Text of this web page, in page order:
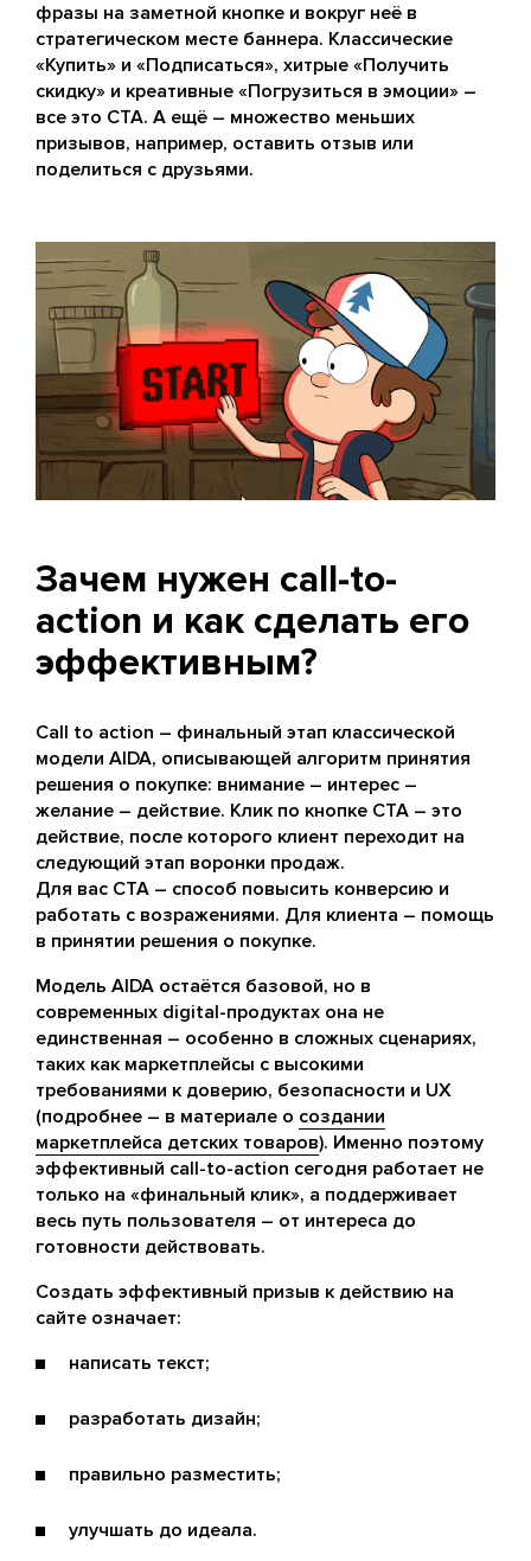
фразы на заметной кнопке и вокруг неё в
стратегическом месте баннера. Классические
«Купить» и «Подписаться», хитрые «Получить
скидку» и креативные «Погрузиться в эмоции» –
все это CTA. А ещё – множество меньших
призывов, например, оставить отзыв или
поделиться с друзьями.
Зачем нужен call-to-
action и как сделать его
эффективным?
Call to action – финальный этап классической
модели AIDA, описывающей алгоритм принятия
решения о покупке: внимание – интерес –
желание – действие. Клик по кнопке CTA – это
действие, после которого клиент переходит на
следующий этап воронки продаж.
Для вас CTA – способ повысить конверсию и
работать с возражениями. Для клиента – помощь
в принятии решения о покупке.
Модель AIDA остаётся базовой, но в
современных digital-продуктах она не
единственная – особенно в сложных сценариях,
таких как маркетплейсы с высокими
требованиями к доверию, безопасности и UX
(подробнее – в материале о создании
маркетплейса детских товаров). Именно поэтому
эффективный call-to-action сегодня работает не
только на «финальный клик», а поддерживает
весь путь пользователя – от интереса до
готовности действовать.
Создать эффективный призыв к действию на
сайте означает:
написать текст;
разработать дизайн;
правильно разместить;
улучшать до идеала.